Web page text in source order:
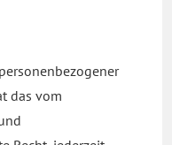
das vom